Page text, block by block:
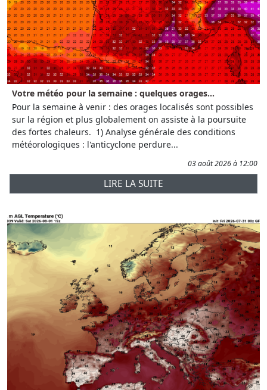
Votre météo pour la semaine : quelques orages...
Pour la semaine à venir : des orages localisés sont possibles
sur la région et plus globalement on assiste à la poursuite
des fortes chaleurs. 1) Analyse générale des conditions
météorologiques : l'anticyclone perdure...
03 août 2026 à 12:00
LIRE LA SUITE